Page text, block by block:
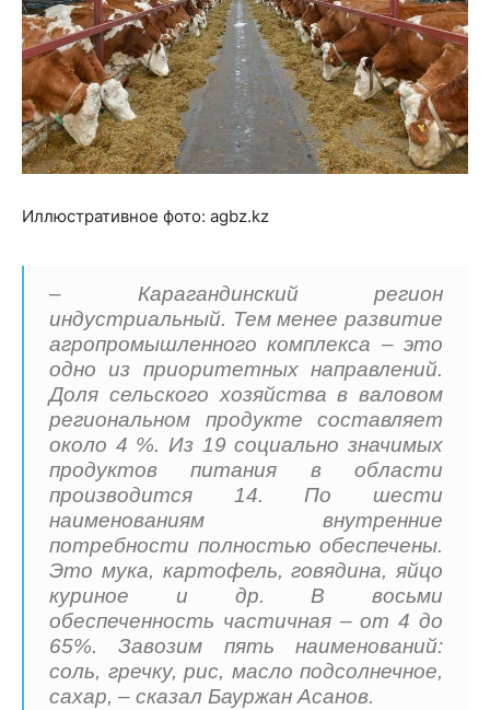
Иллюстративное фото: agbz.kz
– Карагандинский регион
индустриальный. Тем менее развитие
агропромышленного комплекса – это
одно из приоритетных направлений.
Доля сельского хозяйства в валовом
региональном продукте составляет
около 4 %. Из 19 социально значимых
продуктов питания в области
производится 14. По шести
наименованиям внутренние
потребности полностью обеспечены.
Это мука, картофель, говядина, яйцо
куриное и др. В восьми
обеспеченность частичная – от 4 до
65%. Завозим пять наименований:
соль, гречку, рис, масло подсолнечное,
сахар, – сказал Бауржан Асанов.